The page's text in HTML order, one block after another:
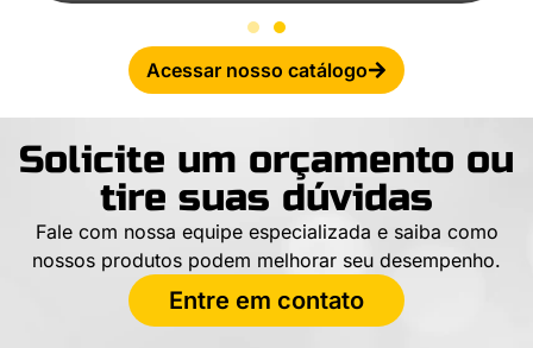
Acessar nosso catálogo
Solicite um orçamento ou
tire suas dúvidas
Fale com nossa equipe especializada e saiba como
nossos produtos podem melhorar seu desempenho.
Entre em contato